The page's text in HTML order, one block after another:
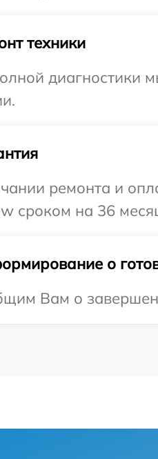
техники
диагностики
ремонта и
сроком на 36
о
Вам о